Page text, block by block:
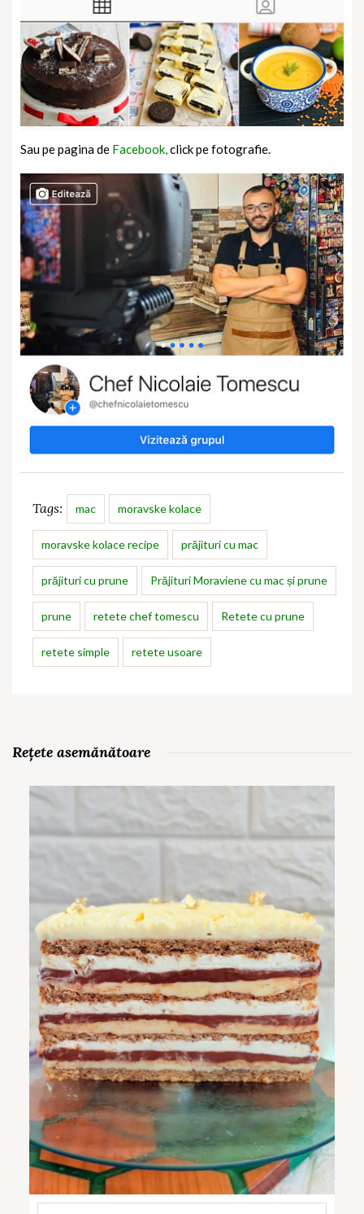
Sau pe pagina de Facebook,click pe fotografie.
Tags: mac moravske kolace
moravske kolace recipe prăjituri cu mac
prăjituri cu prune Prăjituri Moraviene cu mac și prune
prune retete chef tomescu Retete cu prune
retete simple retete usoare
Rețete asemănătoare